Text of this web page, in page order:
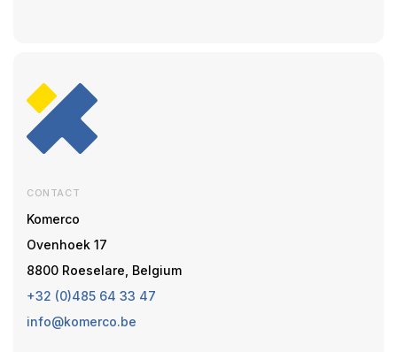
CONTACT
Komerco
Ovenhoek 17
8800 Roeselare, Belgium
+32 (0)485 64 33 47
info@komerco.be